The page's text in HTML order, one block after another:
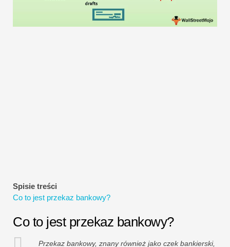
Samouczki dotyczące modelowania finansowego
Spisie treści
Co to jest przekaz bankowy?
Co to jest przekaz bankowy?
Przekaz bankowy, znany również jako czek bankierski,